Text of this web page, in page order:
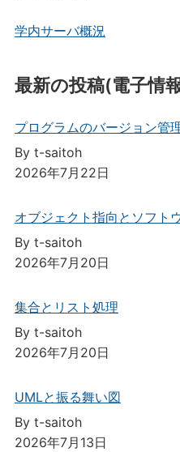
学内サーバ概況
最新の投稿(電子情
プログラムのバージョン管
By t-saitoh
2026年7月22日
オブジェクト指向とソフト
By t-saitoh
2026年7月20日
集合とリスト処理
By t-saitoh
2026年7月20日
UMLと振る舞い図
By t-saitoh
2026年7月13日